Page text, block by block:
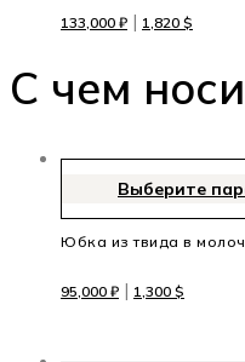
133,000 ₽ | 1,820 $
C чем
Выберите
Юбка из твида в
95,000 ₽ | 1,300 $